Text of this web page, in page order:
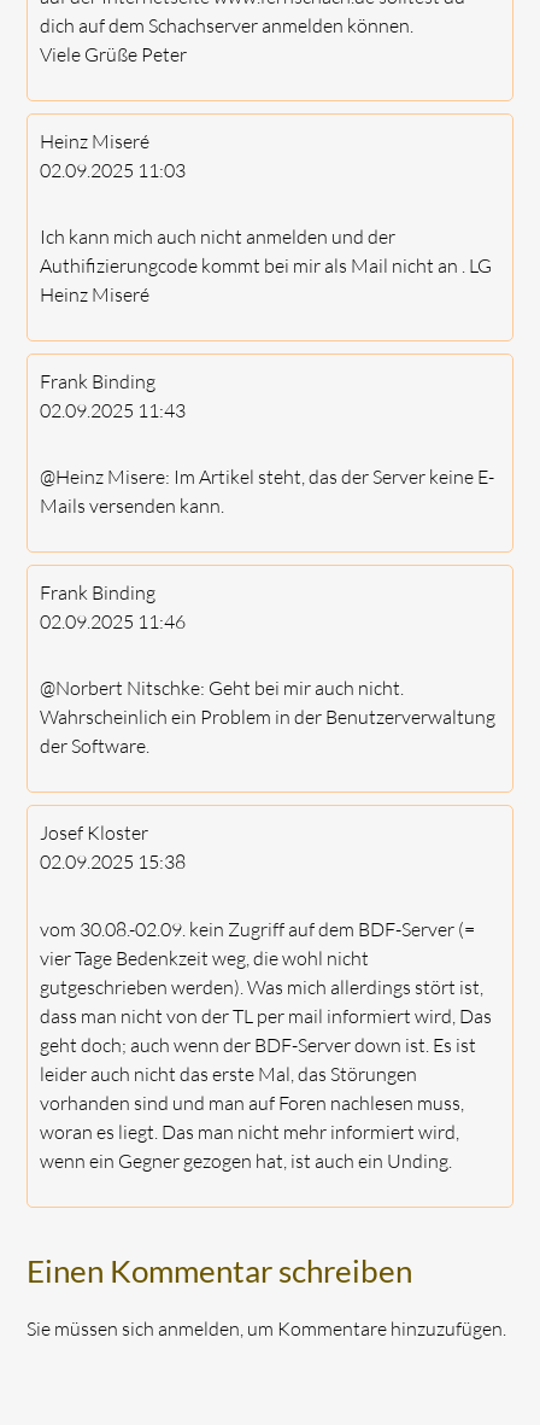
dich auf dem Schachserver anmelden können.
Viele Grüße Peter
Heinz Miseré
02.09.2025 11:03
Ich kann mich auch nicht anmelden und der
Authifizierungcode kommt bei mir als Mail nicht an . LG
Heinz Miseré
Frank Binding
02.09.2025 11:43
@Heinz Misere: Im Artikel steht, das der Server keine E-
Mails versenden kann.
Frank Binding
02.09.2025 11:46
@Norbert Nitschke: Geht bei mir auch nicht.
Wahrscheinlich ein Problem in der Benutzerverwaltung
der Software.
Josef Kloster
02.09.2025 15:38
vom 30.08.-02.09. kein Zugriff auf dem BDF-Server (=
vier Tage Bedenkzeit weg, die wohl nicht
gutgeschrieben werden). Was mich allerdings stört ist,
dass man nicht von der TL per mail informiert wird, Das
geht doch; auch wenn der BDF-Server down ist. Es ist
leider auch nicht das erste Mal, das Störungen
vorhanden sind und man auf Foren nachlesen muss,
woran es liegt. Das man nicht mehr informiert wird,
wenn ein Gegner gezogen hat, ist auch ein Unding.
Einen Kommentar schreiben
Sie müssen sich anmelden, um Kommentare hinzuzufügen.